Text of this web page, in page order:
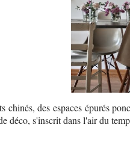
chinés, des espaces épurés
déco, s'inscrit dans l'air du